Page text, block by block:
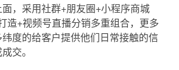
采用社群+朋友圈+小程序商城
造+视频号直播分销多重组合，更多
度的给客户提供他们日常接触的信
交。